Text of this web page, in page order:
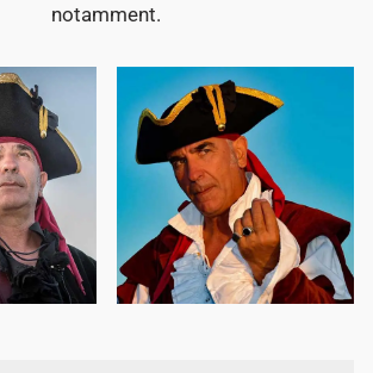
notamment.